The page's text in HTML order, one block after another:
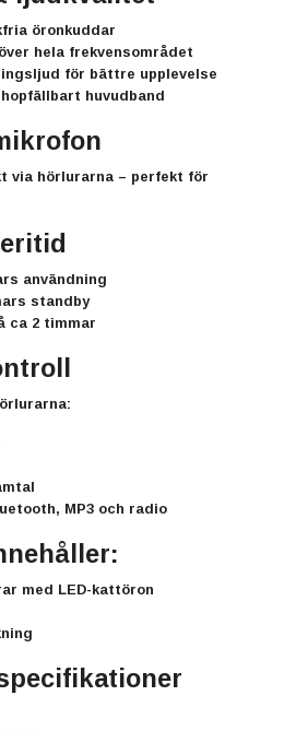
öronkuddar
hela frekvensområdet
för bättre upplevelse
huvudband
via hörlurarna – perfekt för
användning
standby
ca 2 timmar
MP3 och radio
med LED-kattöron